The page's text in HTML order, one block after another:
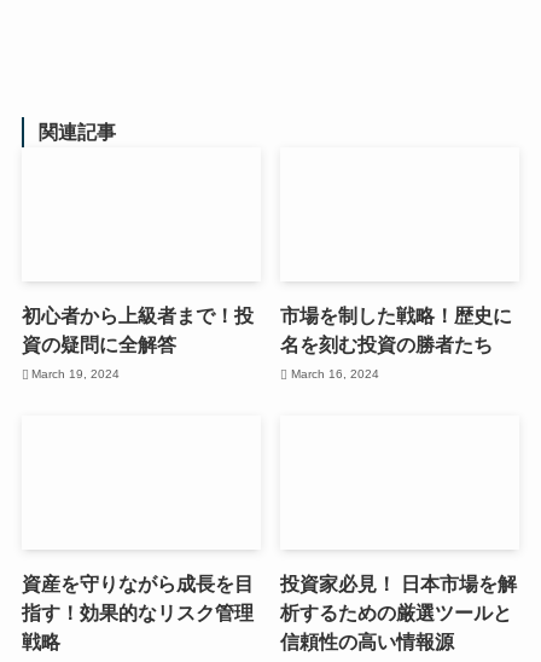
関連記事
初心者から上級者まで！投
資の疑問に全解答
March 19, 2024
市場を制した戦略！歴史に
名を刻む投資の勝者たち
March 16, 2024
資産を守りながら成長を目
指す！効果的なリスク管理
戦略
投資家必見！ 日本市場を解
析するための厳選ツールと
信頼性の高い情報源